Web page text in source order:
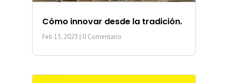
Cómo innovar desde la tradición.
Feb 15, 2023 | 0 Comentario